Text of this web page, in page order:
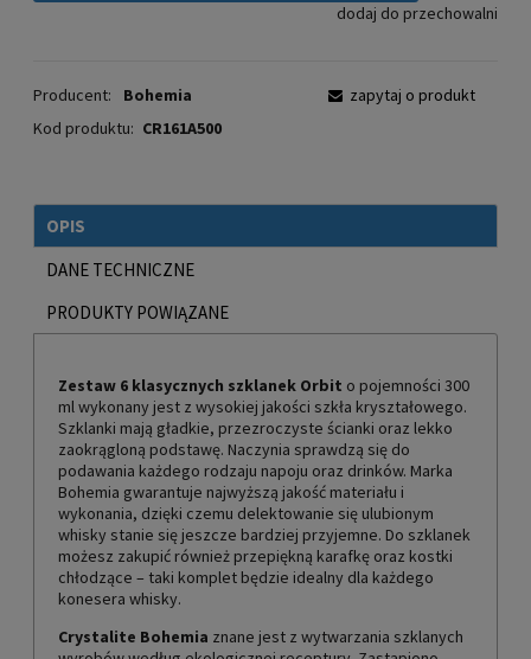
dodaj do przechowalni
Producent:
Bohemia
Kod produktu: CR161A500
zapytaj o produkt
OPIS
DANE TECHNICZNE
PRODUKTY POWIĄZANE
Zestaw 6 klasycznych szklanek Orbit o pojemności 300
ml wykonany jest z wysokiej jakości szkła kryształowego.
Szklanki mają gładkie, przezroczyste ścianki oraz lekko
zaokrągloną podstawę. Naczynia sprawdzą się do
podawania każdego rodzaju napoju oraz drinków. Marka
Bohemia gwarantuje najwyższą jakość materiału i
wykonania, dzięki czemu delektowanie się ulubionym
whisky stanie się jeszcze bardziej przyjemne. Do szklanek
możesz zakupić również przepiękną karafkę oraz kostki
chłodzące – taki komplet będzie idealny dla każdego
konesera whisky.
Crystalite Bohemia znane jest z wytwarzania szklanych